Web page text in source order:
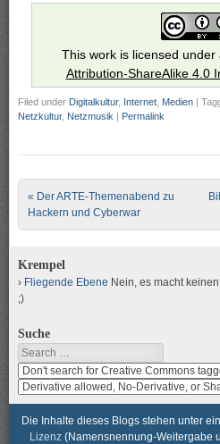
This work is licensed under
Attribution-ShareAlike 4.0
Filed under Digitalkultur, Internet Medien |
Netzkultur, Netzmusik | Permalink
Post navigation
« Der ARTE-Themenabend zu
Hackern und Cyberwar
Krempel
Fliegende Ebene Nein, es macht
;)
Suche
Search
Search
media
for
usage
rights
search
media
for
modification
Die Inhalte dieses Blogs stehen unter
Lizenz(Namensnennung-Weitergabe